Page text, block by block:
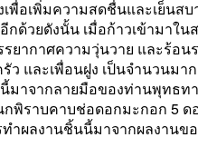
อเพิ่มความสดชื่นและเย็นสบ
ด้วยดังนั้น เมื่อก้าวเข้ามาใน
ยากาศความวุ่นวาย และร้อน
และเพื่อนฝูง เป็นจำนวนมาก
มาจากลายมือของท่านพุทธ
พิราบคาบช่อดอกมะกอก 5 ด
ำผลงานชิ้นนี้มาจากผลงานข